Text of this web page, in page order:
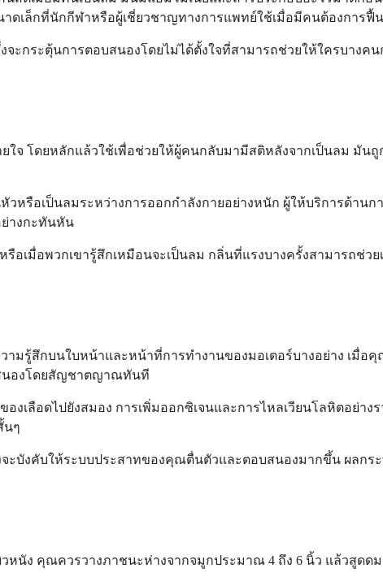
เล็กที่นักกีฬาหรือผู้เชี่ยวชาญทางการแพทย์ใช้เมื่อมีคนต้องการฟื้น
ะกระตุ้นการตอบสนองโดยไม่ได้ตั้งใจที่สามารถช่วยให้ใครบาง
ใจ โดยหลักแล้วใช้เพื่อช่วยให้ผู้คนกลับมามีสติหลังจากเป็นลม มั
หรือเป็นลมระหว่างการออกกำลังกายอย่างหนัก ผู้ให้บริการด้านก
างกะทันหัน
อเมื่อพวกเขารู้สึกเหมือนจะเป็นลม กลิ่นที่แรงบางครั้งสามารถช่
มรู้สึกบนใบหน้าและหน้าที่การทำงานของมอเตอร์บางอย่าง เมื่อ
นองโดยสัญชาตญาณทันที
องเลือดไปยังสมอง การเพิ่มออกซิเจนและการไหลเวียนโลหิตอย่
นๆ
งคับให้ระบบประสาทของคุณตื่นตัวและตอบสนองมากขึ้น ผลกร
นัง คุณควรวางภาชนะห่างจากจมูกประมาณ 4 ถึง 6 นิ้ว แล้วสูดดม